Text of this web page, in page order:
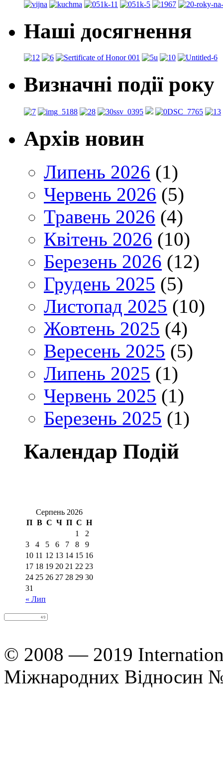
Наші досягнення
Визначні події року
Архів новин
Липень 2026 (1)
Червень 2026 (5)
Травень 2026 (4)
Квітень 2026 (10)
Березень 2026 (12)
Грудень 2025 (5)
Листопад 2025 (10)
Жовтень 2025 (4)
Вересень 2025 (5)
Липень 2025 (1)
Червень 2025 (1)
Березень 2025 (1)
Календар Подій
Серпень 2026
П В С Ч П С Н
« Лип
1
2
3
4 5 6 7 8
9
10 11 12 13 14 15 16
17 18 19 20 21 22 23
24 25 26 27 28 29 30
31
© 2008 — 2019
Міжнародних Відносин